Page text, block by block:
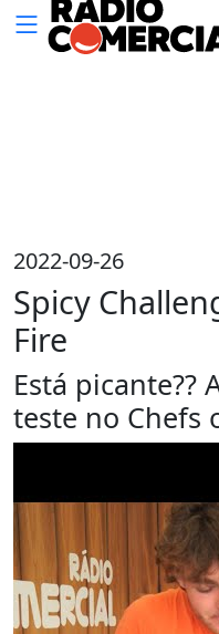
2022-09-26
Spicy
Fire
Está picante??
teste no Chefs